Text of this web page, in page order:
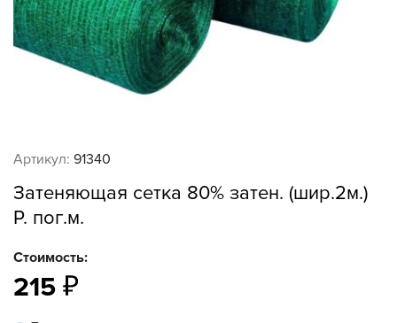
Артикул: 91340
Затеняющая сетка 80% затен. (шир.2м.)
Р. пог.м.
Стоимость:
215